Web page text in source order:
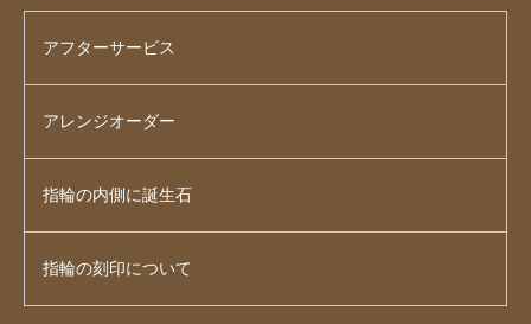
アフターサービス
アレンジオーダー
指輪の内側に誕生石
指輪の刻印について